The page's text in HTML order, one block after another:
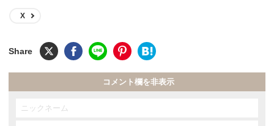
X
コメント欄を非表示